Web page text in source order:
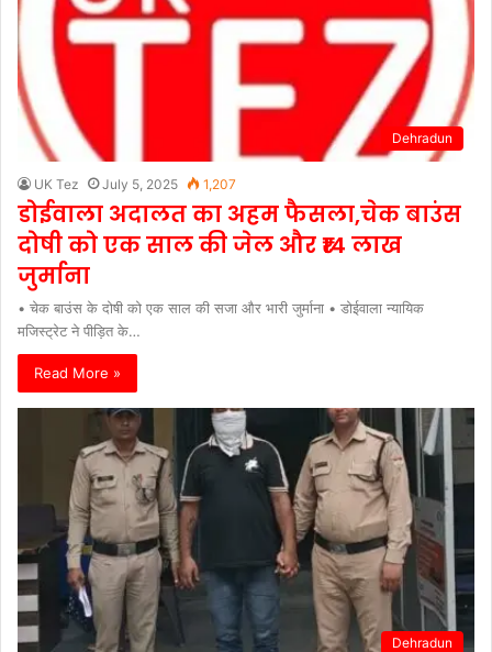
Dehradun
UK Tez July 5, 2025 1,207
डोईवाला अदालत का अहम फैसला,चेक बाउंस
दोषी को एक साल की जेल और ₹14 लाख
जुर्माना
• चेक बाउंस के दोषी को एक साल की सजा और भारी जुर्माना • डोईवाला न्यायिक
मजिस्ट्रेट ने पीड़ित के…
Read More »
Dehradun